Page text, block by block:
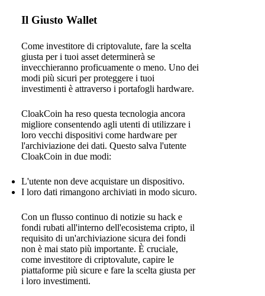
Il Giusto Wallet
Come investitore di criptovalute, fare la scelta
giusta per i tuoi asset determinerà se
invecchieranno proficuamente o meno. Uno dei
modi più sicuri per proteggere i tuoi
investimenti è attraverso i portafogli hardware.
CloakCoin ha reso questa tecnologia ancora
migliore consentendo agli utenti di utilizzare i
loro vecchi dispositivi come hardware per
l'archiviazione dei dati. Questo salva l'utente
CloakCoin in due modi:
L'utente non deve acquistare un dispositivo.
I loro dati rimangono archiviati in modo sicuro.
Con un flusso continuo di notizie su hack e
fondi rubati all'interno dell'ecosistema cripto, il
requisito di un'archiviazione sicura dei fondi
non è mai stato più importante. È cruciale,
come investitore di criptovalute, capire le
piattaforme più sicure e fare la scelta giusta per
i loro investimenti.